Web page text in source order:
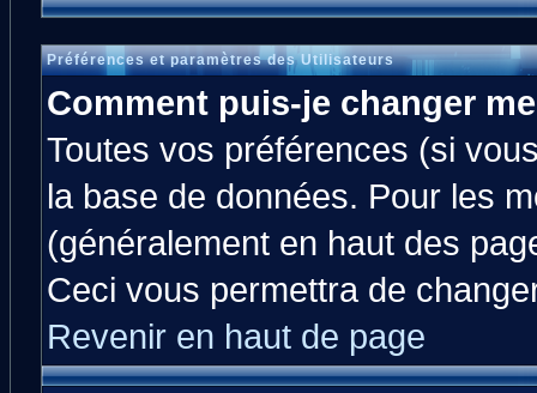
Préférences et paramètres des Utilisateurs
Comment puis-je changer
Toutes vos préférences (si
la base de données. Pour les
(généralement en haut des
Ceci vous permettra de
Revenir en haut de page